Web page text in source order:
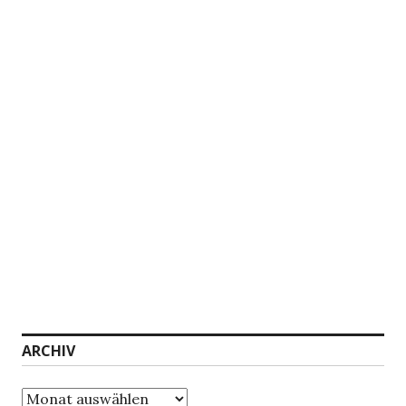
ARCHIV
Archiv